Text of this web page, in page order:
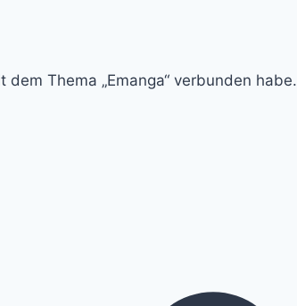
Thema „Emanga“ verbunden habe.